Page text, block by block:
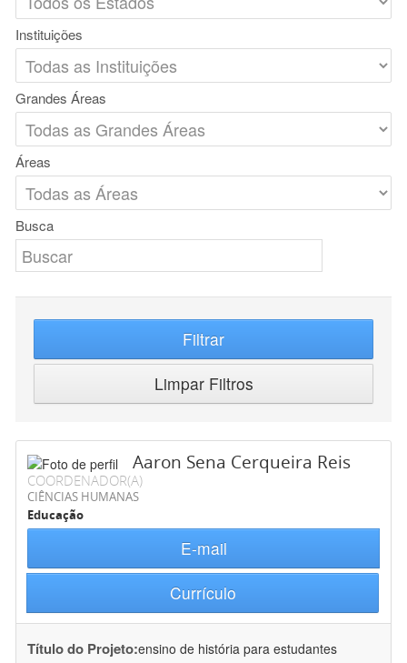
Instituições
Grandes Áreas
Áreas
Busca
Filtrar
Limpar Filtros
Aaron Sena Cerqueira Reis
COORDENADOR(A)
CIÊNCIAS HUMANAS
Educação
E-mail
Currículo
Título do Projeto:ensino de história para estudantes